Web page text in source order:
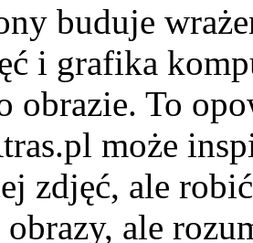
buduje
i grafika
obrazie. To
może
zdjęć, ale
ale